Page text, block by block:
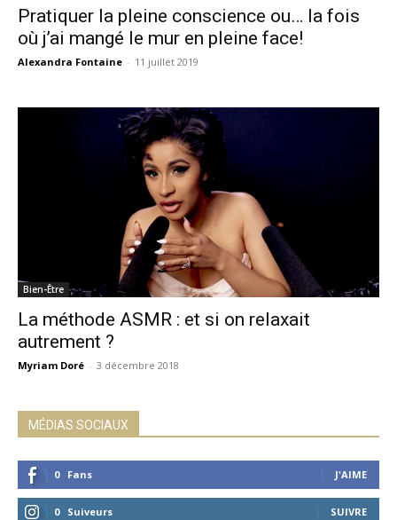
Pratiquer la pleine conscience ou… la fois
où j’ai mangé le mur en pleine face!
Alexandra Fontaine - 11 juillet 2019
Bien-Être
La méthode ASMR : et si on relaxait
autrement ?
Myriam Doré - 3 décembre 2018
MÉDIAS SOCIAUX
0 Fans J'AIME
0 Suiveurs SUIVRE